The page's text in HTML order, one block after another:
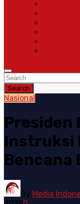
Search
Nasional
Presiden
Instruksi
Bencana
By Media